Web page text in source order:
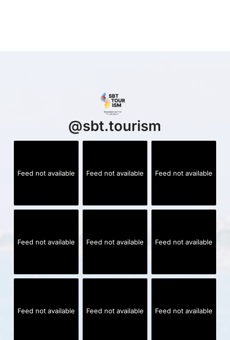
@sbt.tourism
Feed not available Feed not available Feed not available
Feed not available Feed not available Feed not available
Feed not available Feed not available Feed not available